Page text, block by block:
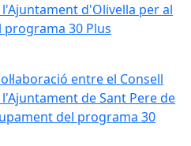
d'Olivella per al
30 Plus
entre el Consell
de Sant Pere de
del programa 30